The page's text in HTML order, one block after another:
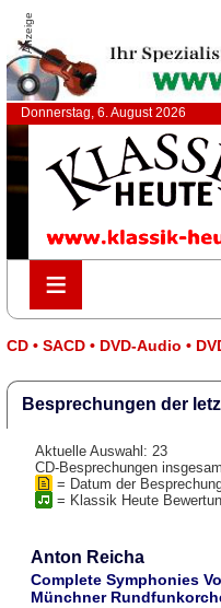
Anzeige
Donnerstag, 6. August 2026
≡
≡
CD • SACD • DVD-Audio •
Besprechungen der
Aktuelle Auswahl: 23
CD-Besprechungen
= Datum der
= Klassik Heute
Anton Reicha
Complete Symphonies
Münchner